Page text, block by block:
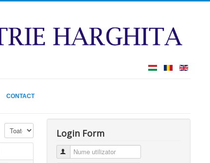
CONTACT
Afișare #
Login Form
Nume utilizator